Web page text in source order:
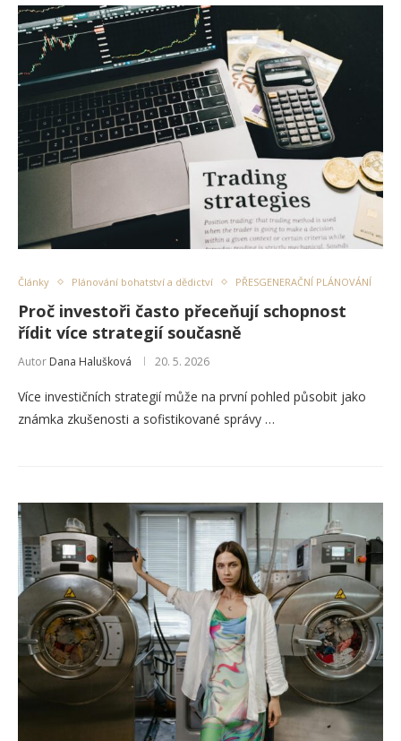
Články Plánování bohatství a dědictví PŘESGENERAČNÍ PLÁNOVÁNÍ
Proč investoři často přeceňují schopnost
řídit více strategií současně
Autor Dana Halušková 20. 5. 2026
Více investičních strategií může na první pohled působit jako
známka zkušenosti a sofistikované správy …